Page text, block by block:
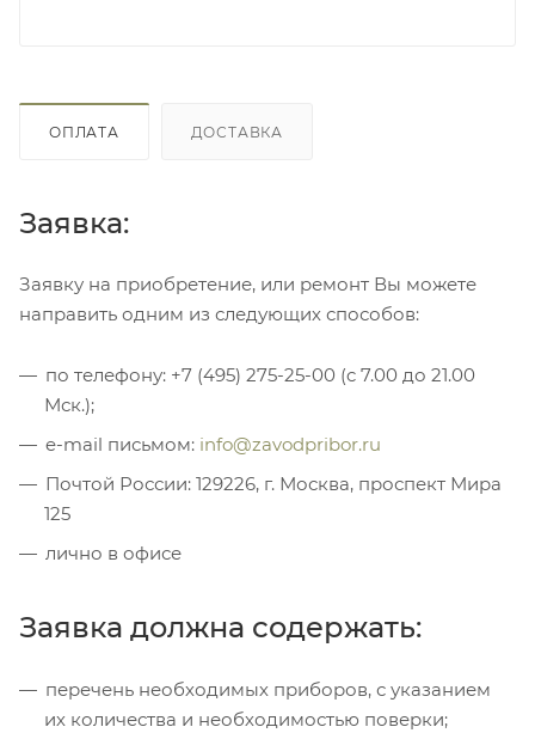
ОПЛАТА ДОСТАВКА
Заявка:
Заявку на приобретение, или ремонт Вы можете
направить одним из следующих способов:
по телефону: +7 (495) 275-25-00 (c 7.00 до 21.00
Мск.);
e-mail письмом: info@zavodpribor.ru
Почтой России: 129226, г. Москва, проспект Мира
125
лично в офисе
Заявка должна содержать:
перечень необходимых приборов, с указанием
их количества и необходимостью поверки;